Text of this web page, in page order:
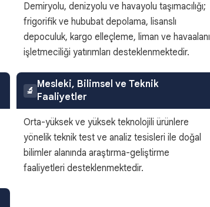
Demiryolu, denizyolu ve havayolu taşımacılığı;
frigorifik ve hububat depolama, lisanslı
depoculuk, kargo elleçleme, liman ve havaalanı
işletmeciliği yatırımları desteklenmektedir.
🔬
Mesleki, Bilimsel ve Teknik
Faaliyetler
Orta-yüksek ve yüksek teknolojili ürünlere
yönelik teknik test ve analiz tesisleri ile doğal
bilimler alanında araştırma-geliştirme
faaliyetleri desteklenmektedir.